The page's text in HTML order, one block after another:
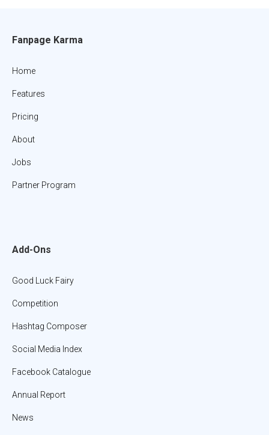
Fanpage Karma
Home
Features
Pricing
About
Jobs
Partner Program
Add-Ons
Good Luck Fairy
Competition
Hashtag Composer
Social Media Index
Facebook Catalogue
Annual Report
News